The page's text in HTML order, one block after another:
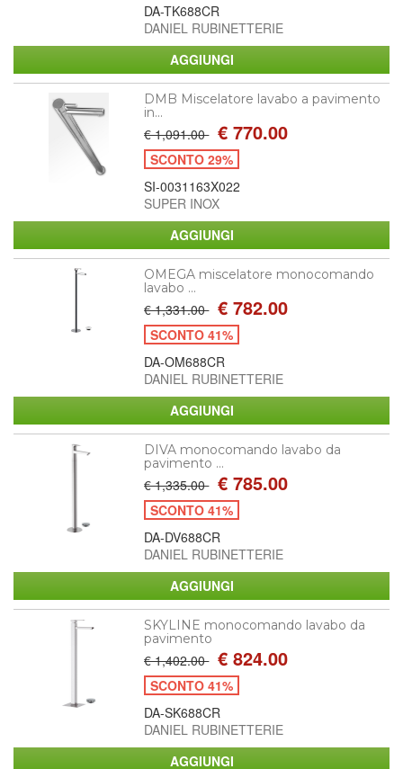
DA-TK688CR
DANIEL RUBINETTERIE
DMB Miscelatore lavabo a pavimento
in...
€ 1,091.00 € 770.00
SCONTO 29%
SI-0031163X022
SUPER INOX
OMEGA miscelatore monocomando
lavabo ...
€ 1,331.00 € 782.00
SCONTO 41%
DA-OM688CR
DANIEL RUBINETTERIE
DIVA monocomando lavabo da
pavimento ...
€ 1,335.00 € 785.00
SCONTO 41%
DA-DV688CR
DANIEL RUBINETTERIE
SKYLINE monocomando lavabo da
pavimento
€ 1,402.00 € 824.00
SCONTO 41%
DA-SK688CR
DANIEL RUBINETTERIE